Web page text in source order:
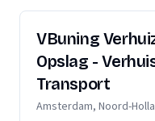
VBuning
Opslag -
Transport
Amsterdam, Noord-